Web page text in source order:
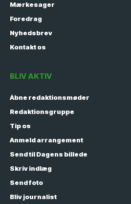
Mærkesager
Foredrag
Nyhedsbrev
Kontakt os
BLIV AKTIV
Åbne redaktionsmøder
Redaktionsgruppe
Tip os
Anmeld arrangement
Send til Dagens billede
Skriv indlæg
Send foto
Bliv journalist